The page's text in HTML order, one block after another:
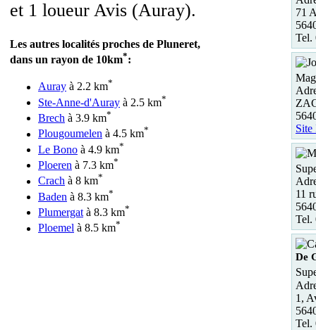
et 1 loueur Avis (Auray).
Les autres localités proches de Pluneret,
dans un rayon de 10km*:
Auray à 2.2 km*
Ste-Anne-d'Auray à 2.5 km*
Brech à 3.9 km*
Plougoumelen à 4.5 km*
Le Bono à 4.9 km*
Ploeren à 7.3 km*
Crach à 8 km*
Baden à 8.3 km*
Plumergat à 8.3 km*
Ploemel à 8.5 km*
71
Tel.
Site
11
Tel.
De
1,
Tel.